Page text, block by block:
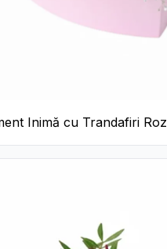
Inimă cu Trandafiri Roz
Albă